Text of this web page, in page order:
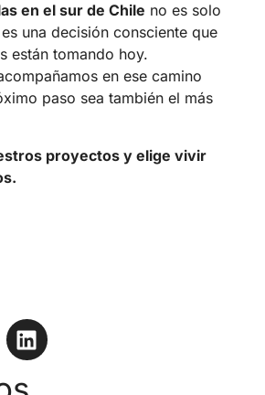
en el sur de Chile no es solo
una decisión consciente que
están tomando hoy.
en ese camino
paso sea también el más
proyectos y elige vivir